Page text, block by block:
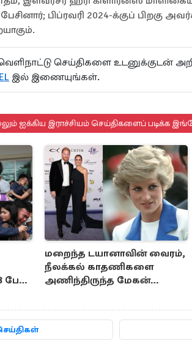
பிப்ரவரி 2024-க்குப் பிறகு
செய்திகளை உடனுக்குடன்
இல் இணையுங்கள்.
ஐக்கிய இராச்சியம் செய்திகளைப் படிக்க
பேர்
மறைந்த டயானாவின் வைரம்,
நீலக்கல் காதணிகளை
அணிந்திருந்த மேகன்